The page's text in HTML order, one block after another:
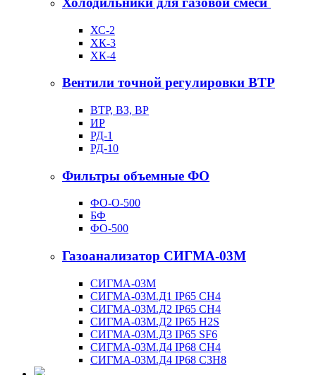
ХС-2
ХК-3
ХК-4
Вентили точной регулировки ВТР
ВТР, ВЗ, ВР
ИР
РД-1
РД-10
Фильтры объемные ФО
ФО-О-500
БФ
ФО-500
Газоанализатор СИГМА-03М
СИГМА-03М
СИГМА-03М.Д1 IP65 CH4
СИГМА-03М.Д2 IP65 CH4
СИГМА-03М.Д2 IP65 H2S
СИГМА-03М.Д3 IP65 SF6
СИГМА-03М.Д4 IP68 CH4
СИГМА-03М.Д4 IP68 C3H8